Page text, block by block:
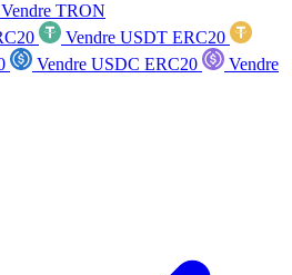
Vendre TRON
Vendre USDT ERC20
Vendre USDC ERC20
Vendre